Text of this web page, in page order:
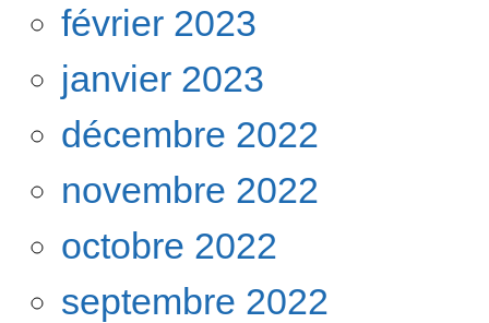
février 2023
janvier 2023
décembre 2022
novembre 2022
octobre 2022
septembre 2022